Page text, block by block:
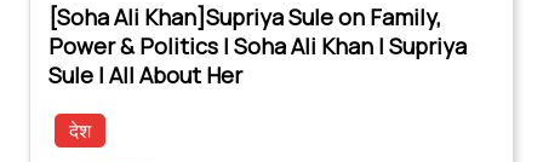
[Soha Ali Khan]Supriya Sule on Family,
Power & Politics | Soha Ali Khan | Supriya
Sule | All About Her
देश